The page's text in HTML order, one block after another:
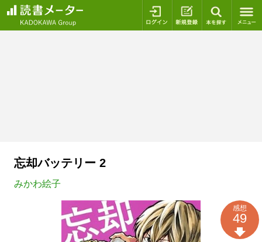
ログイン 新規登録
忘却バッテリー 2
みかわ絵子
感想
49